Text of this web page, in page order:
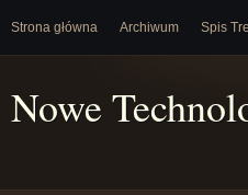
Strona główna Archiwum Spis
Nowe